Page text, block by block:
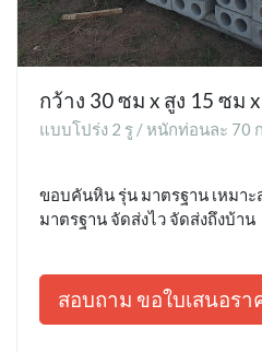
กว้าง 30 ซม x สูง 15 ซม
แบบโปร่ง 2 รู / หนักท่อนละ 70
ขอบคันหิน รุ่น มาตรฐาน เหมา
มาตรฐาน จัดส่งไว จัดส่งถึงบ้าน
สอบถาม ขอใบเสนอรา